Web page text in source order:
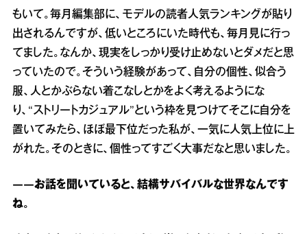
もいて。毎月編集部に、モデルの読者人気ランキングが貼り
出されるんですが、低いところにいた時代も、毎月見に行っ
てました。なんか、現実をしっかり受け止めないとダメだと思
っていたので。そういう経験があって、自分の個性、似合う
服、人とかぶらない着こなしとかをよく考えるようにな
り、“ストリートカジュアル”という枠を見つけてそこに自分を
置いてみたら、ほぼ最下位だった私が、一気に人気上位に上
がれた。そのときに、個性ってすごく大事だなと思いました。
――お話を聞いていると、結構サバイバルな世界なんです
ね。